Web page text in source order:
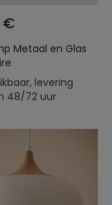
€
Metaal en Glas
levering
48/72 uur